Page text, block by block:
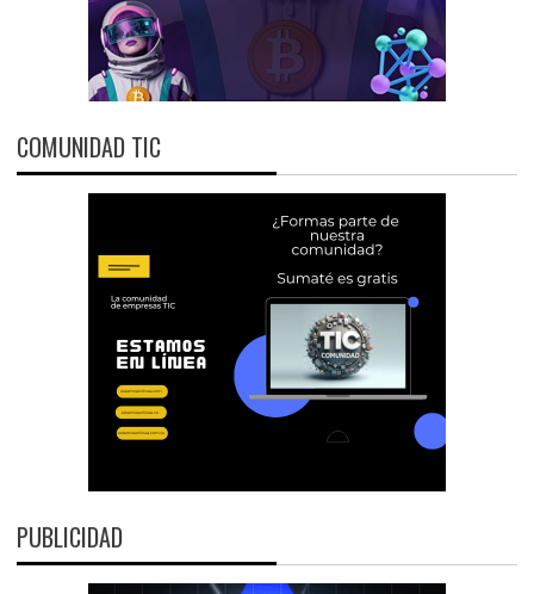
COMUNIDAD TIC
PUBLICIDAD